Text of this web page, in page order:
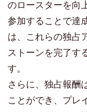
のロースターを向
参加することで達
は、これらの独占
ストーンを完了す
す。
さらに、独占報酬
ことができ、プレ